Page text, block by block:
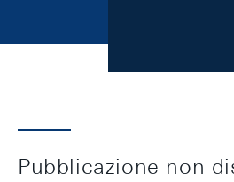
Pubblicazione non